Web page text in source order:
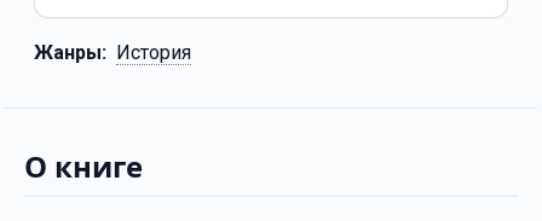
Жанры: История
О книге